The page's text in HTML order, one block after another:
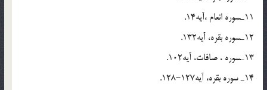
11ـسوره انعام ،آيه14.
12ـسوره بقره، آيه132.
13ـسوره ، صافات، آيه102.
14ـ سوره بقره، آيه127-128.